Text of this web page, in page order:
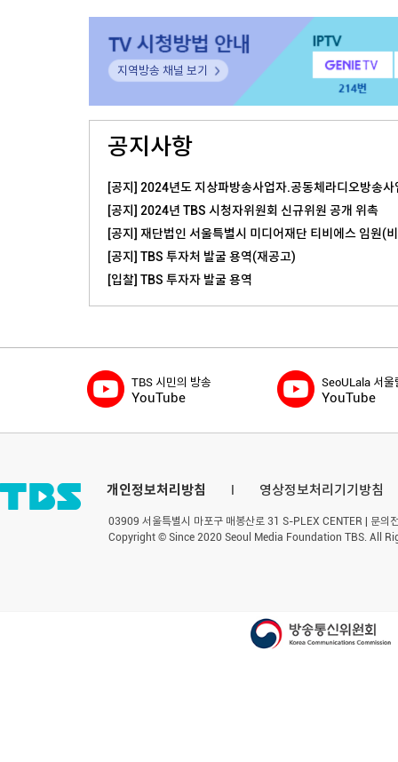
지역방송 채널 보기
공지사항
[공지] 2024년도 지상파방송사업자.공동체라디오방송
[공지] 2024년 TBS 시청자위원회 신규위원 공개 위촉
[공지] 재단법인 서울특별시 미디어재단 티비에스 임원(
[공지] TBS 투자처 발굴 용역(재공고)
[입찰] TBS 투자자 발굴 용역
TBS 시민의 방송
YouTube
SeoULala 서울
YouTube
개인정보처리방침 l 영상정보처리기기방침
03909 서울특별시 마포구 매봉산로 31 S-PLEX CENTER | 문
Copyright © Since 2020 Seoul Media Foundation TBS. All